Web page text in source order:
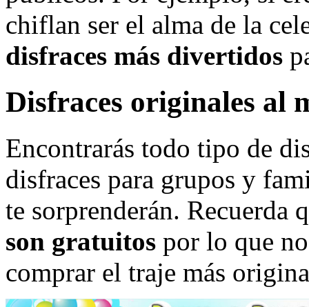
chiflan ser el alma de la
disfraces más divertidos
Disfraces originales al
Encontrarás todo tipo de
disfraces para grupos y
te sorprenderán. Recuerda
son gratuitos por lo que
comprar el traje más